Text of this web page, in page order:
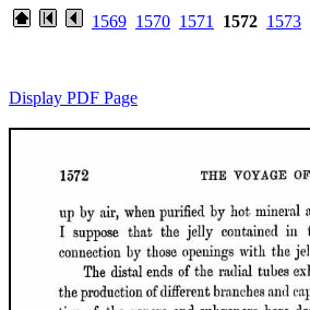
1569 1570 1571 1572 1573
Display PDF Page